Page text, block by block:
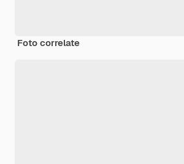
Foto correlate